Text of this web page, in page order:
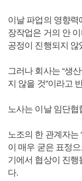
이날 파업의 영향력
장작업은 거의 안
공정이 진행되지 않
그러나 회사는 “생
지 않을 것”이라고
노사는 이날 임단
노조의 한 관계자는
이 매우 굳은 표정
기에서 협상이 진행
다.